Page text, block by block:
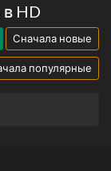
HD
Сначала новые
популярные